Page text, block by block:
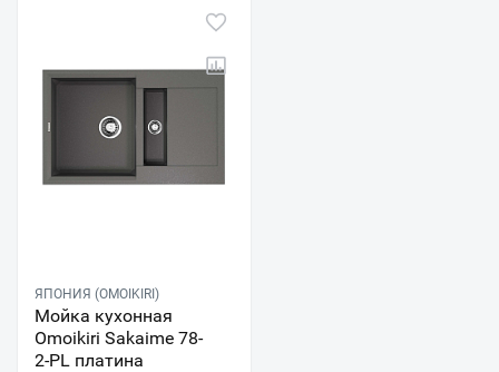
ЯПОНИЯ (OMOIKIRI)
Мойка кухонная
Omoikiri Sakaime 78-
2-PL платина